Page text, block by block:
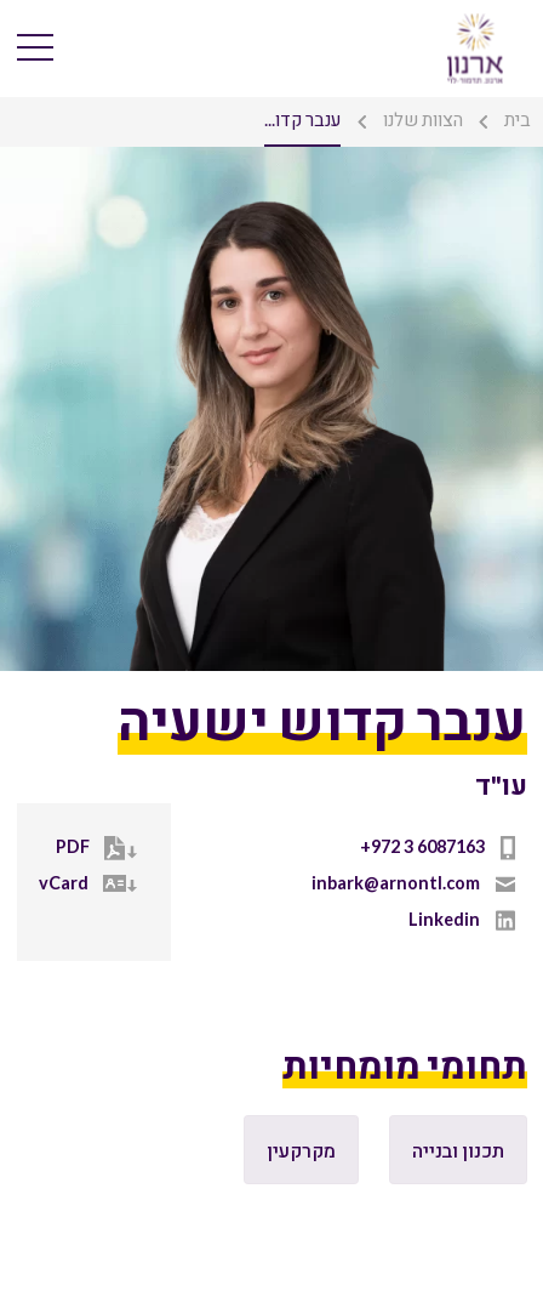
בית הצוות שלנו ענבר קדו...
ענבר קדוש ישעיה
עו"ד
+972 3 6087163
inbark@arnontl.com
Linkedin
PDF
vCard
תחומי מומחיות
תכנון ובנייה מקרקעין